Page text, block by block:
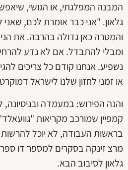
המבנה המפלגתי, או הגושי,
גלאון. "אני כבר אומרת לכם,
והמטרה כאן גדולה בהרבה. את
ומבלי להתבדל. אם לא נדע
נשפיע. אנחנו קודם כל צריכים
או זמני לחזון שלנו לישראל
והנה הפירוש: במעמדה
קמפיין שמורכב מקריאות
בראשות העבודה, לא יוכל
מרצ זינקה בסקרים למספר דו
גלאון לסיבוב הבא.